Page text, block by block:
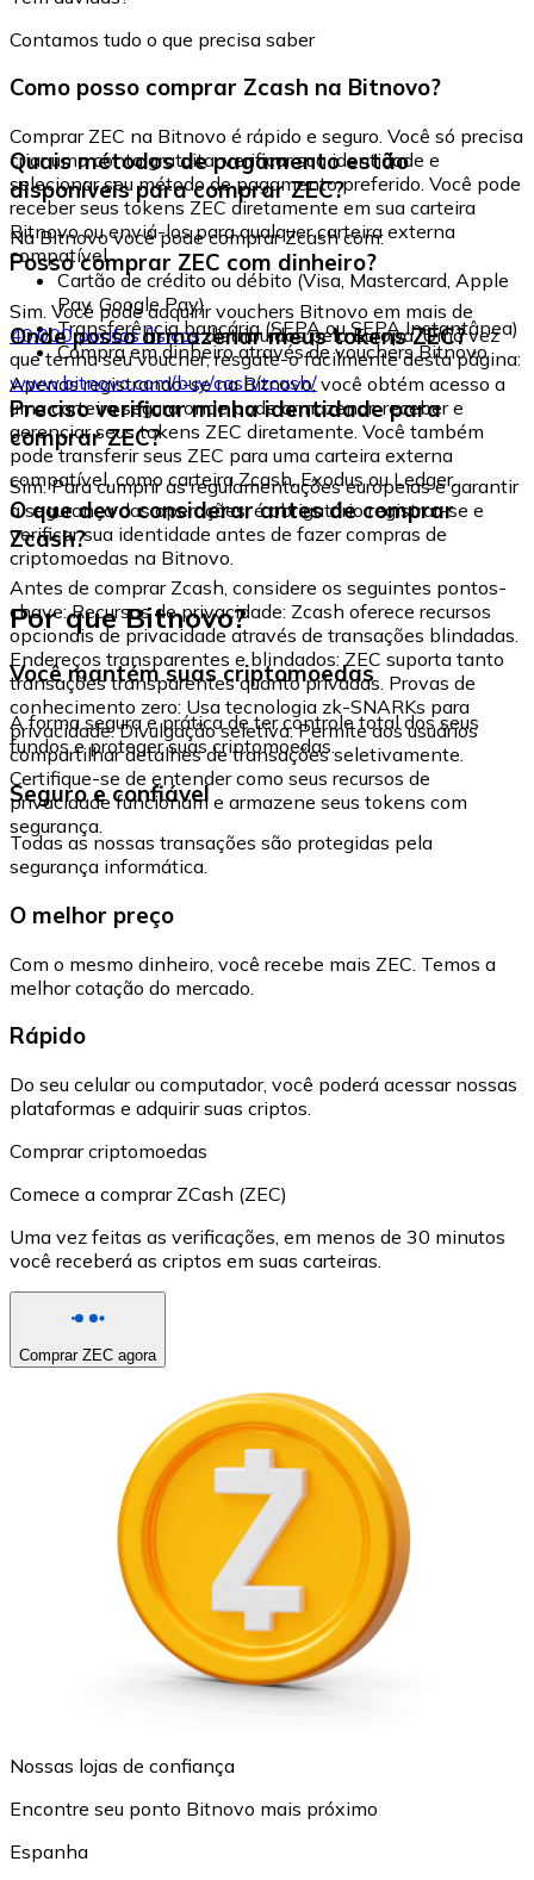
Contamos tudo o que precisa saber
Como posso comprar Zcash na Bitnovo?
Comprar ZEC na Bitnovo é rápido e seguro. Você só precisa
criar uma conta gratuita, verificar sua identidade e
selecionar seu método de pagamento preferido. Você pode
receber seus tokens ZEC diretamente em sua carteira
Bitnovo ou enviá-los para qualquer carteira externa
compatível.
Quais métodos de pagamento estão
disponíveis para comprar ZEC?
Na Bitnovo você pode comprar Zcash com:
Cartão de crédito ou débito (Visa, Mastercard, Apple
Pay, Google Pay)
Transferência bancária (SEPA ou SEPA Instantânea)
Compra em dinheiro através de vouchers Bitnovo
Posso comprar ZEC com dinheiro?
Sim. Você pode adquirir vouchers Bitnovo em mais de
40.000 pontos físicosdistribuídos pela Europa. Uma vez
que tenha seu voucher, resgate-o facilmente desta página:
www.bitnovo.com/buy/cash/zcash/
Onde posso armazenar meus tokens ZEC?
Apenas registrando-se na Bitnovo, você obtém acesso a
uma carteira segura onde pode armazenar, receber e
gerenciar seus tokens ZEC diretamente. Você também
pode transferir seus ZEC para uma carteira externa
compatível, como carteira Zcash, Exodus ou Ledger.
Preciso verificar minha identidade para
comprar ZEC?
Sim. Para cumprir as regulamentações europeias e garantir
a segurança das operações, é obrigatório registrar-se e
verificar sua identidade antes de fazer compras de
criptomoedas na Bitnovo.
O que devo considerar antes de comprar
Zcash?
Antes de comprar Zcash, considere os seguintes pontos-
chave: Recursos de privacidade: Zcash oferece recursos
opcionais de privacidade através de transações blindadas.
Endereços transparentes e blindados: ZEC suporta tanto
transações transparentes quanto privadas. Provas de
conhecimento zero: Usa tecnologia zk-SNARKs para
privacidade. Divulgação seletiva: Permite aos usuários
compartilhar detalhes de transações seletivamente.
Certifique-se de entender como seus recursos de
privacidade funcionam e armazene seus tokens com
segurança.
Por que Bitnovo?
Você mantém suas criptomoedas
A forma segura e prática de ter controle total dos seus
fundos e proteger suas criptomoedas.
Seguro e confiável
Todas as nossas transações são protegidas pela
segurança informática.
O melhor preço
Com o mesmo dinheiro, você recebe mais ZEC. Temos a
melhor cotação do mercado.
Rápido
Do seu celular ou computador, você poderá acessar nossas
plataformas e adquirir suas criptos.
Comprar criptomoedas
Comece a comprar ZCash (ZEC)
Uma vez feitas as verificações, em menos de 30 minutos
você receberá as criptos em suas carteiras.
Comprar ZEC agora
Nossas lojas de confiança
Encontre seu ponto Bitnovo mais próximo
Espanha